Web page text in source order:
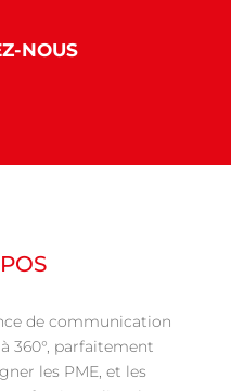
NOUS
de communication
360°, parfaitement
les PME, et les